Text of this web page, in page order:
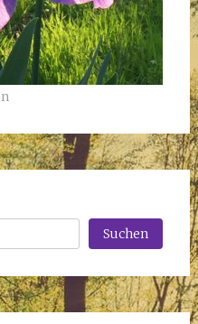
Suchen